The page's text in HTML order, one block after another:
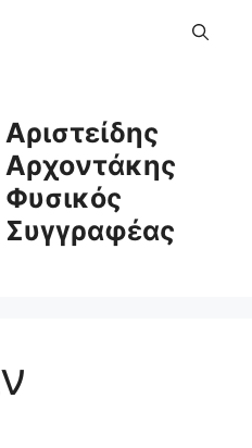
Αριστείδης
Αρχοντάκης
Φυσικός
Συγγραφέας